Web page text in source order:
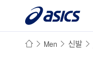
주메뉴 바로가기
사이드메뉴 바로가기
Men 신발